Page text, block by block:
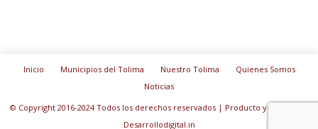
Inicio Municipios del Tolima Nuestro Tolima
Quienes Somos
Noticias
© Copyright 2016-2024 Todos los derechos reservados | Producto y diseño de:
Desarrollodigital.in